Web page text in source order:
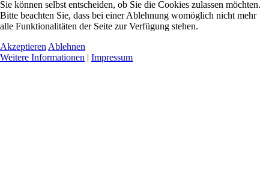
Sie können selbst entscheiden, ob Sie die Cookies zulassen möchten.
Bitte beachten Sie, dass bei einer Ablehnung womöglich nicht mehr
alle Funktionalitäten der Seite zur Verfügung stehen.
Akzeptieren Ablehnen
Weitere Informationen | Impressum